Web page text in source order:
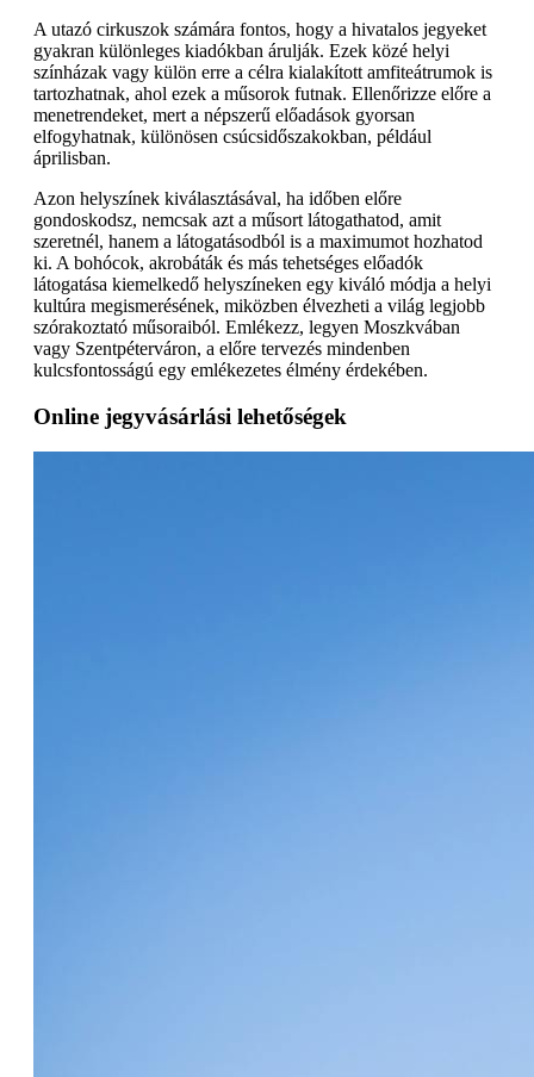
A utazó cirkuszok számára fontos, hogy a hivatalos jegyeket
gyakran különleges kiadókban árulják. Ezek közé helyi
színházak vagy külön erre a célra kialakított amfiteátrumok is
tartozhatnak, ahol ezek a műsorok futnak. Ellenőrizze előre a
menetrendeket, mert a népszerű előadások gyorsan
elfogyhatnak, különösen csúcsidőszakokban, például
áprilisban.
Azon helyszínek kiválasztásával, ha időben előre
gondoskodsz, nemcsak azt a műsort látogathatod, amit
szeretnél, hanem a látogatásodból is a maximumot hozhatod
ki. A bohócok, akrobáták és más tehetséges előadók
látogatása kiemelkedő helyszíneken egy kiváló módja a helyi
kultúra megismerésének, miközben élvezheti a világ legjobb
szórakoztató műsoraiból. Emlékezz, legyen Moszkvában
vagy Szentpéterváron, a előre tervezés mindenben
kulcsfontosságú egy emlékezetes élmény érdekében.
Online jegyvásárlási lehetőségek